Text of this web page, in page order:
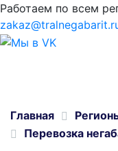
Работаем по всем
Главная
Перевозка